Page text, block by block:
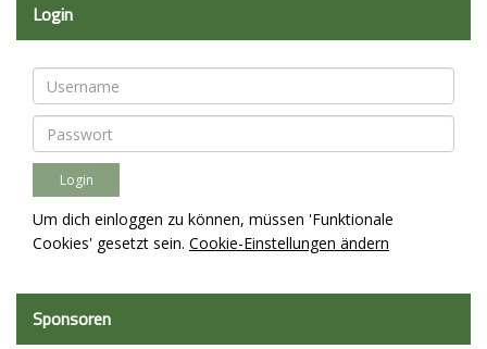
Login
Um dich einloggen zu können, müssen 'Funktionale
Cookies' gesetzt sein. Cookie-Einstellungen ändern
Sponsoren